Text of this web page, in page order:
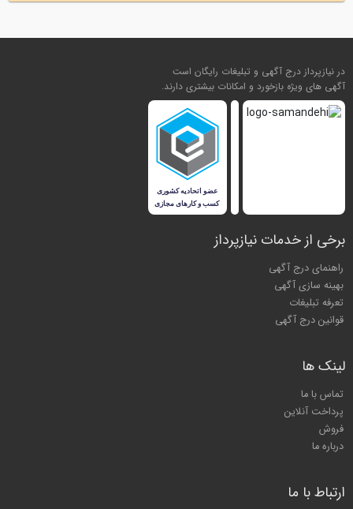
در نیازپرداز درج آگهی و تبلیغات رایگان است
آگهی های ویژه بازخورد و امکانات بیشتری دارند.
برخی از خدمات نیازپرداز
راهنمای درج آگهی
بهینه سازی آگهی
تعرفه تبلیغات
قوانین درج آگهی
لینک ها
تماس با ما
پرداخت آنلاین
فروش
درباره ما
ارتباط با ما